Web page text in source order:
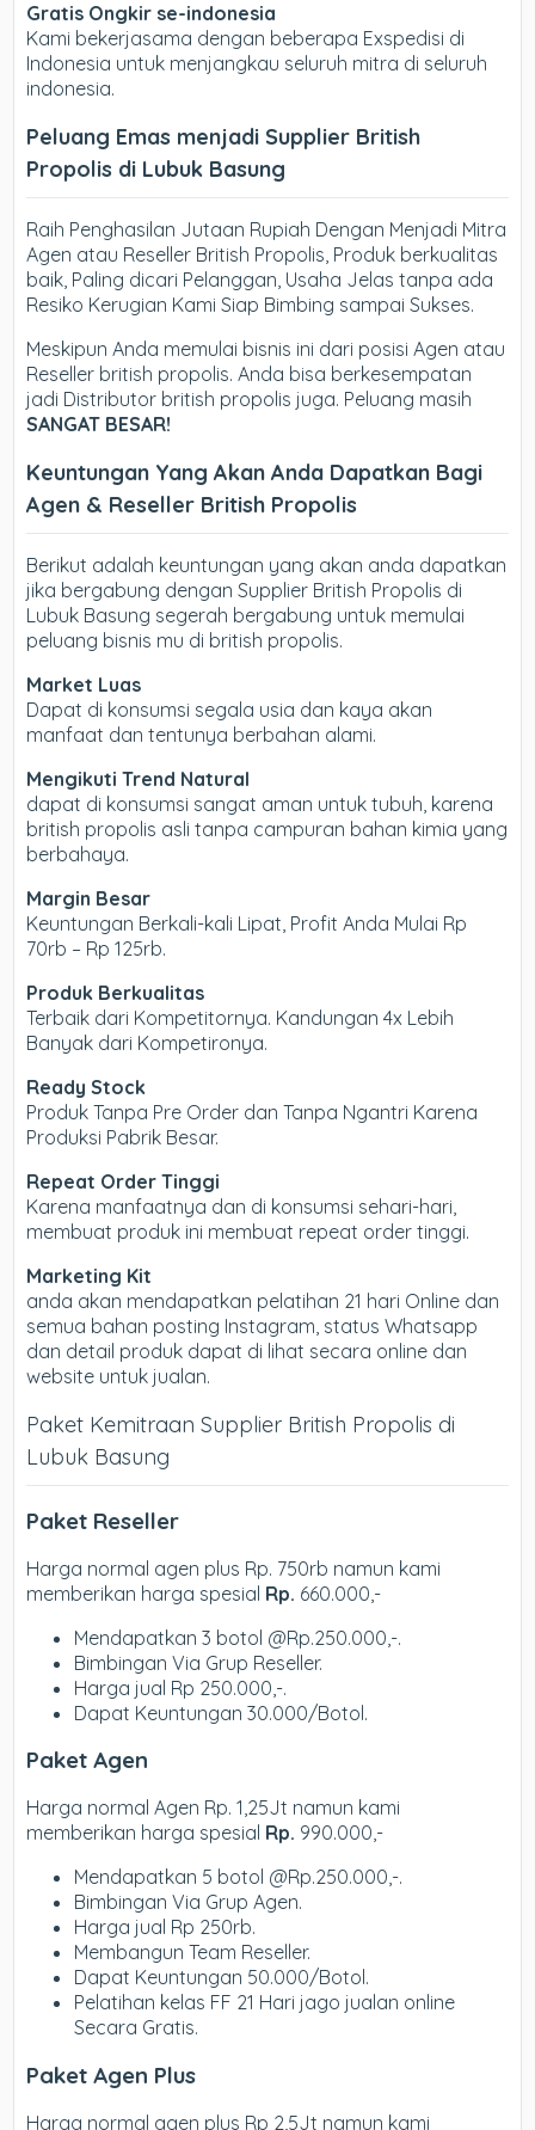
Gratis Ongkir se-indonesia
Kami bekerjasama dengan beberapa Exspedisi di
Indonesia untuk menjangkau seluruh mitra di seluruh
indonesia.
Peluang Emas menjadi Supplier British
Propolis di Lubuk Basung
Raih Penghasilan Jutaan Rupiah Dengan Menjadi Mitra
Agen atau Reseller British Propolis, Produk berkualitas
baik, Paling dicari Pelanggan, Usaha Jelas tanpa ada
Resiko Kerugian Kami Siap Bimbing sampai Sukses.
Meskipun Anda memulai bisnis ini dari posisi Agen atau
Reseller british propolis. Anda bisa berkesempatan
jadi Distributor british propolis juga. Peluang masih
SANGAT BESAR!
Keuntungan Yang Akan Anda Dapatkan Bagi
Agen & Reseller British Propolis
Berikut adalah keuntungan yang akan anda dapatkan
jika bergabung dengan Supplier British Propolis di
Lubuk Basung segerah bergabung untuk memulai
peluang bisnis mu di british propolis.
Market Luas
Dapat di konsumsi segala usia dan kaya akan
manfaat dan tentunya berbahan alami.
Mengikuti Trend Natural
dapat di konsumsi sangat aman untuk tubuh, karena
british propolis asli tanpa campuran bahan kimia yang
berbahaya.
Margin Besar
Keuntungan Berkali-kali Lipat, Profit Anda Mulai Rp
70rb – Rp 125rb.
Produk Berkualitas
Terbaik dari Kompetitornya. Kandungan 4x Lebih
Banyak dari Kompetironya.
Ready Stock
Produk Tanpa Pre Order dan Tanpa Ngantri Karena
Produksi Pabrik Besar.
Repeat Order Tinggi
Karena manfaatnya dan di konsumsi sehari-hari,
membuat produk ini membuat repeat order tinggi.
Marketing Kit
anda akan mendapatkan pelatihan 21 hari Online dan
semua bahan posting Instagram, status Whatsapp
dan detail produk dapat di lihat secara online dan
website untuk jualan.
Paket Kemitraan Supplier British Propolis di
Lubuk Basung
Paket Reseller
Harga normal agen plus Rp. 750rb namun kami
memberikan harga spesial Rp. 660.000,-
Mendapatkan 3 botol @Rp.250.000,-.
Bimbingan Via Grup Reseller.
Harga jual Rp 250.000,-.
Dapat Keuntungan 30.000/Botol.
Paket Agen
Harga normal Agen Rp. 1,25Jt namun kami
memberikan harga spesial Rp. 990.000,-
Mendapatkan 5 botol @Rp.250.000,-.
Bimbingan Via Grup Agen.
Harga jual Rp 250rb.
Membangun Team Reseller.
Dapat Keuntungan 50.000/Botol.
Pelatihan kelas FF 21 Hari jago jualan online
Secara Gratis.
Paket Agen Plus
Harga normal agen plus Rp 2,5Jt namun kami